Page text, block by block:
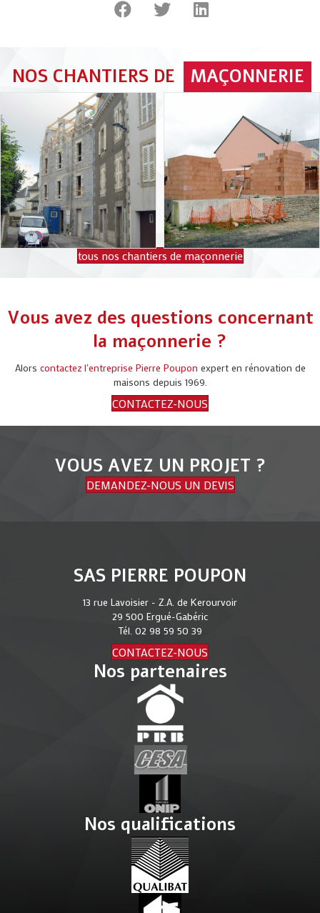
NOS CHANTIERS DE MAÇONNERIE
tous nos chantiers de maçonnerie
Vous avez des questions concernant
la maçonnerie ?
Alors contactez l'entreprise Pierre Poupon expert en rénovation de
maisons depuis 1969.
CONTACTEZ-NOUS
VOUS AVEZ UN PROJET ?
DEMANDEZ-NOUS UN DEVIS
SAS PIERRE POUPON
13 rue Lavoisier - Z.A. de Kerourvoir
29 500 Ergué-Gabéric
Tél. 02 98 59 50 39
CONTACTEZ-NOUS
Nos partenaires
Nos qualifications